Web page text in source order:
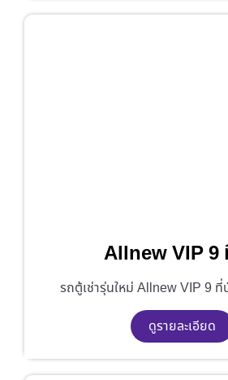
Allnew VIP 9
รถตู้เช่ารุ่นใหม่ Allnew VIP 9 ที่
ดูรายละเอียด